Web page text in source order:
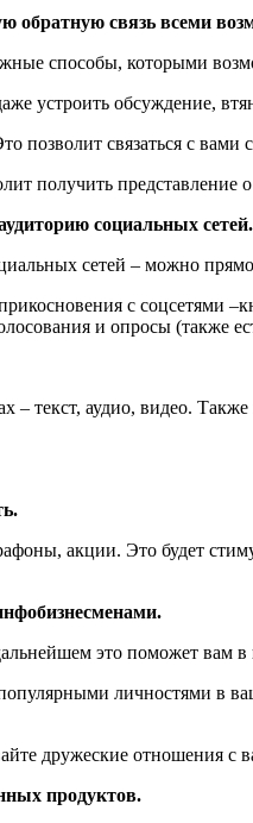
обратную связь всеми
способы, которыми
устроить обсуждение,
позволит связаться с
получить
социальных сетей.
сетей – можно
с соцсетями
и опросы (также
– текст, аудио, видео.
акции. Это будет
это поможет
личностями
дружеские отношения с
продуктов.